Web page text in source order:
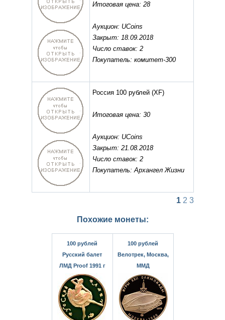
Итоговая цена: 28
Аукцион: UCoins
Закрыт: 18.09.2018
Число ставок: 2
Покупатель: комитет-300
Россия 100 рублей(XF)
Итоговая цена: 30
Аукцион: UCoins
Закрыт: 21.08.2018
Число ставок: 2
Покупатель: Архангел Жизни
1 2 3
Похожие монеты:
100 рублей
Русский балет
ЛМД Proof 1991 г
100 рублей
Велотрек, Москва,
ММД